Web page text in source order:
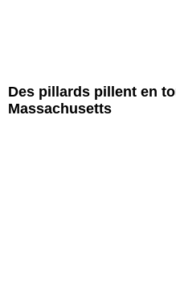
Des pillards pillent en
Massachusetts